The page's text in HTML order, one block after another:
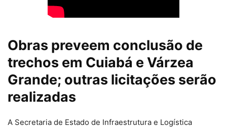
Obras preveem conclusão de
trechos em Cuiabá e Várzea
Grande; outras licitações serão
realizadas
A Secretaria de Estado de Infraestrutura e Logística